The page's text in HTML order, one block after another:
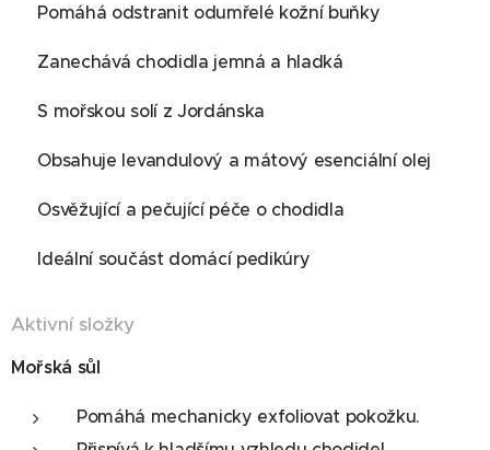
✔ Pomáhá odstranit odumřelé kožní buňky
✔ Zanechává chodidla jemná a hladká
✔ S mořskou solí z Jordánska
✔ Obsahuje levandulový a mátový esenciální olej
✔ Osvěžující a pečující péče o chodidla
✔ Ideální součást domácí pedikúry
Aktivní složky
Mořská sůl
Pomáhá mechanicky exfoliovat pokožku.